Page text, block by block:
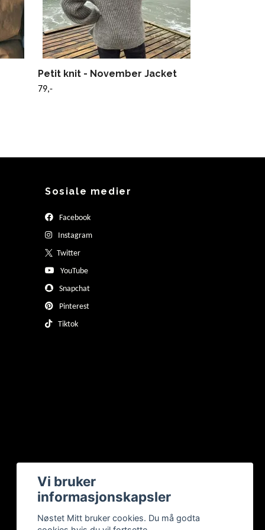
Petit knit - November Jacket
79,-
Sosiale medier
Facebook
Instagram
Twitter
YouTube
Snapchat
Pinterest
Tiktok
Vi bruker
informasjonskapsler
Nøstet Mitt bruker cookies. Du må godta